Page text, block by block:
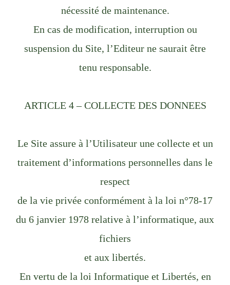
nécessité de maintenance.
En cas de modification, interruption ou
suspension du Site, l’Editeur ne saurait être
tenu responsable.
ARTICLE 4 – COLLECTE DES DONNEES
Le Site assure à l’Utilisateur une collecte et un
traitement d’informations personnelles dans le
respect
de la vie privée conformément à la loi n°78-17
du 6 janvier 1978 relative à l’informatique, aux
fichiers
et aux libertés.
En vertu de la loi Informatique et Libertés, en